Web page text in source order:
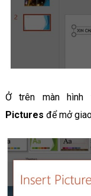
Ở trên màn
Pictures để mở